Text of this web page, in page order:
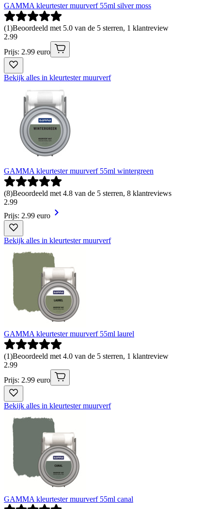
GAMMA kleurtester muurverf 55ml silver moss
(1)Beoordeeld met 5.0 van de 5 sterren, 1 klantreview
2.99
Prijs: 2.99 euro
Bekijk alles in kleurtester muurverf
GAMMA kleurtester muurverf 55ml wintergreen
(8)Beoordeeld met 4.8 van de 5 sterren, 8 klantreviews
2.99
Prijs: 2.99 euro
Bekijk alles in kleurtester muurverf
GAMMA kleurtester muurverf 55ml laurel
(1)Beoordeeld met 4.0 van de 5 sterren, 1 klantreview
2.99
Prijs: 2.99 euro
Bekijk alles in kleurtester muurverf
GAMMA kleurtester muurverf 55ml canal